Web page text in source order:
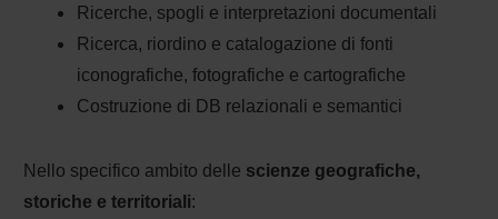
Ricerche, spogli e interpretazioni documentali
Ricerca, riordino e catalogazione di fonti
iconografiche, fotografiche e cartografiche
Costruzione di DB relazionali e semantici
Nello specifico ambito delle scienze geografiche,
storiche e territoriali: